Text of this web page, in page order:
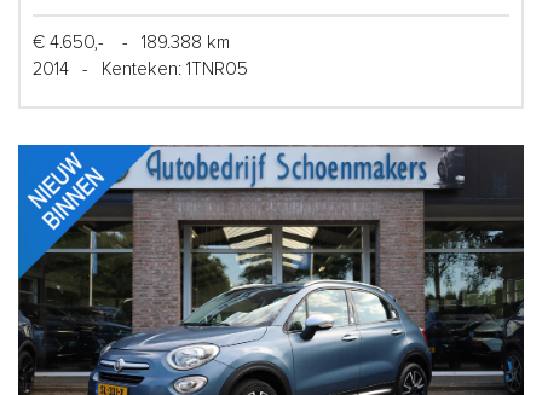
€ 4.650,- -
189.388 km
2014
- Kenteken: 1TNR05